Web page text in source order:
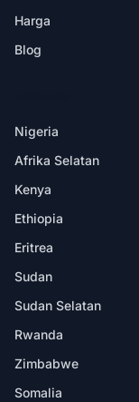
Harga
Blog
Nigeria
Afrika Selatan
Kenya
Ethiopia
Eritrea
Sudan
Sudan Selatan
Rwanda
Zimbabwe
Somalia